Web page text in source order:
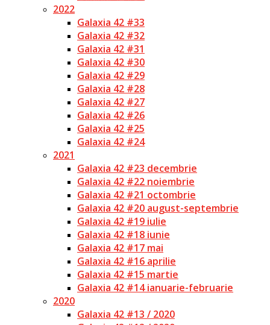
2022
Galaxia 42 #33
Galaxia 42 #32
Galaxia 42 #31
Galaxia 42 #30
Galaxia 42 #29
Galaxia 42 #28
Galaxia 42 #27
Galaxia 42 #26
Galaxia 42 #25
Galaxia 42 #24
2021
Galaxia 42 #23 decembrie
Galaxia 42 #22 noiembrie
Galaxia 42 #21 octombrie
Galaxia 42 #20 august-septembrie
Galaxia 42 #19 iulie
Galaxia 42 #18 iunie
Galaxia 42 #17 mai
Galaxia 42 #16 aprilie
Galaxia 42 #15 martie
Galaxia 42 #14 ianuarie-februarie
2020
Galaxia 42 #13 / 2020